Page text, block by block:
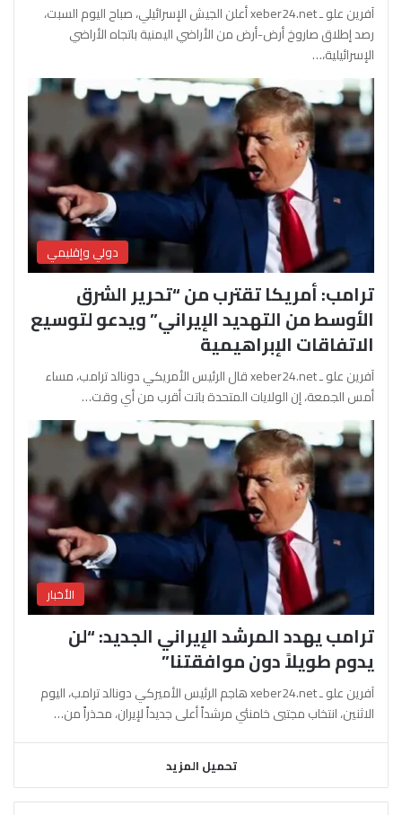
آفرين علو ـ xeber24.net أعلن الجيش الإسرائيلي، صباح اليوم السبت،
رصد إطلاق صاروخ أرض-أرض من الأراضي اليمنية باتجاه الأراضي
الإسرائيلية،…
دولي وإقليمي
ترامب: أمريكا تقترب من “تحرير الشرق
الأوسط من التهديد الإيراني” ويدعو لتوسيع
الاتفاقات الإبراهيمية
آفرين علو ـ xeber24.net قال الرئيس الأمريكي دونالد ترامب، مساء
أمس الجمعة، إن الولايات المتحدة باتت أقرب من أي وقت…
الأخبار
ترامب يهدد المرشد الإيراني الجديد: “لن
يدوم طويلاً دون موافقتنا”
آفرين علو ـ xeber24.net هاجم الرئيس الأميركي دونالد ترامب، اليوم
الاثنين، انتخاب مجتبى خامنئي مرشداً أعلى جديداً لإيران، محذراً من…
تحميل المزيد